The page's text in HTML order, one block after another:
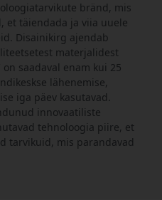
bränd, mis
et täiendada ja viia uuele
Disainikirg ajendab
materjalidest
saadaval enam kui 25
lähenemise,
iga päev kasutavad.
innovaatiliste
tehnoloogia piire, et
tarvikuid, mis parandavad